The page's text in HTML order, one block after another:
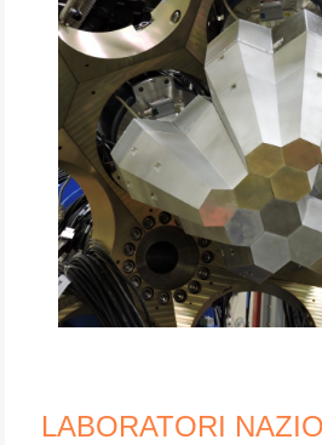
LABORATORI